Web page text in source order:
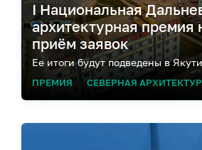
I Национальная
архитектурная премия
приём заявок
Ее итоги будут подведены в
ПРЕМИЯ СЕВЕРНАЯ